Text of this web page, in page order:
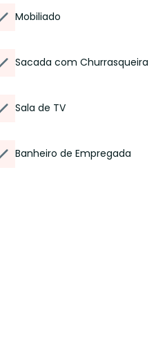
Mobiliado
Sacada com Churrasqueira
Sala de TV
Banheiro de Empregada